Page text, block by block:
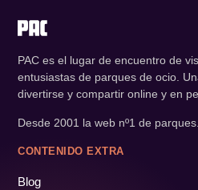
PAC es el lugar de encuentro de
entusiastas de parques de ocio.
divertirse y compartir online y en
Desde 2001 la web nº1 de parques.
CONTENIDO EXTRA
Blog